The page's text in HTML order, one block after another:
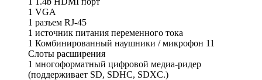
1 VGA
1 разъем RJ-45
1 источник питания переменного тока
1 Комбинированный наушники / микрофон 11
Слоты расширения
1 многоформатный цифровой медиа-ридер
(поддерживает SD, SDHC, SDXC.)